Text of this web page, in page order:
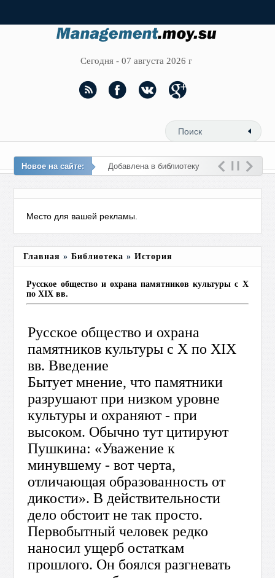
Сегодня - 07 августа 2026 г
Новое на сайте: Добавлена в библиотеку
Место для вашей рекламы.
Главная »Библиотека »История
Русское общество и охрана памятников культуры с Х
по XIX вв.
Русское общество и охрана
памятников культуры с Х по XIX
вв. Введение
Бытует мнение, что памятники
разрушают при низком уровне
культуры и охраняют - при
высоком. Обычно тут цитируют
Пушкина: «Уважение к
минувшему - вот черта,
отличающая образованность от
дикости». В действительности
дело обстоит не так просто.
Первобытный человек редко
наносил ущерб остаткам
прошлого. Он боялся разгневать